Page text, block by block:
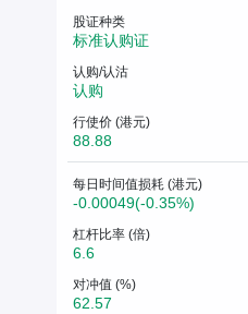
股证种类
标准认购证
认购/认沽
认购
行使价 (港元)
88.88
每日时间值损耗 (港元)
-0.00049(-0.35%)
杠杆比率 (倍)
6.6
对冲值 (%)
62.57